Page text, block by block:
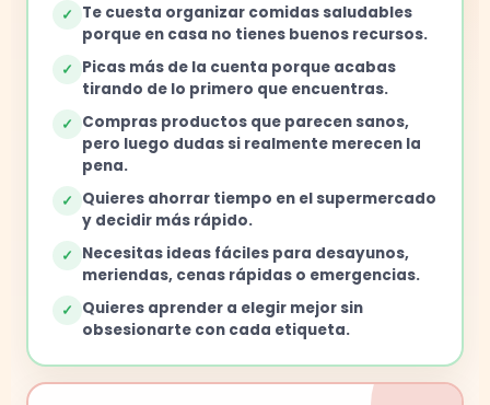
✓ Te cuesta organizar comidas saludables
porque en casa no tienes buenos recursos.
✓ Picas más de la cuenta porque acabas
tirando de lo primero que encuentras.
✓ Compras productos que parecen sanos,
pero luego dudas si realmente merecen la
pena.
✓ Quieres ahorrar tiempo en el supermercado
y decidir más rápido.
✓ Necesitas ideas fáciles para desayunos,
meriendas, cenas rápidas o emergencias.
✓ Quieres aprender a elegir mejor sin
obsesionarte con cada etiqueta.